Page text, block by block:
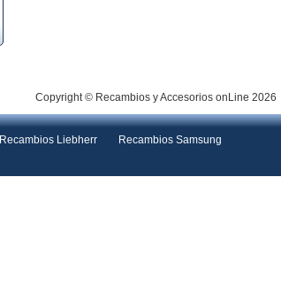
Copyright © Recambios y Accesorios onLine 2026
Recambios Liebherr
Recambios Samsung